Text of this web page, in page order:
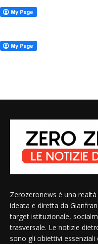
Zerozeronews è una
ideata e diretta da
target istituzionale,
trasversale. Le notizie
sono gli obiettivi